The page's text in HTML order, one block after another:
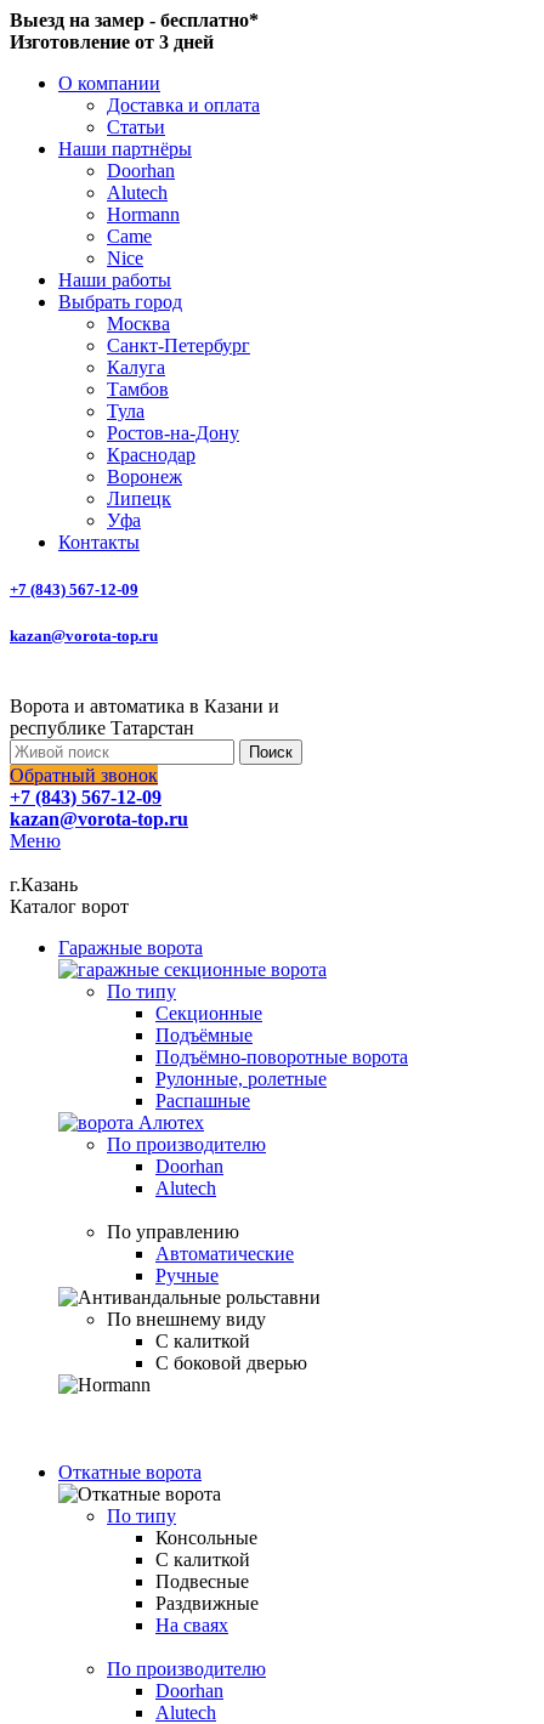
Выезд на замер - бесплатно*
Изготовление от 3 дней
О компании
Доставка и оплата
Статьи
Наши партнёры
Doorhan
Alutech
Hormann
Came
Nice
Наши работы
Выбрать город
Москва
Санкт-Петербург
Калуга
Тамбов
Тула
Ростов-на-Дону
Краснодар
Воронеж
Липецк
Уфа
Контакты
+7 (843) 567-12-09
kazan@vorota-top.ru
Ворота и автоматика в Казани и
республике Татарстан
Поиск
Обратный звонок
+7 (843) 567-12-09
kazan@vorota-top.ru
Меню
г.Казань
Каталог ворот
Гаражные ворота
По типу
Секционные
Подъёмные
Подъёмно-поворотные ворота
Рулонные, ролетные
Распашные
По производителю
Doorhan
Alutech
По управлению
Автоматические
Ручные
По внешнему виду
С калиткой
С боковой дверью
Откатные ворота
По типу
Консольные
С калиткой
Подвесные
Раздвижные
На сваях
По производителю
Doorhan
Alutech